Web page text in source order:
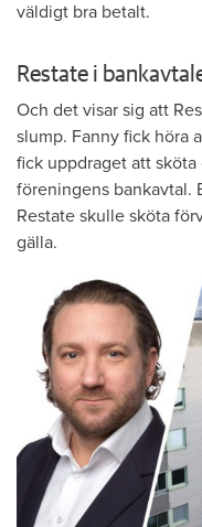
väldigt bra betalt.
Restate i
Och det visar sig att
slump. Fanny fick höra
fick uppdraget att
föreningens bankavtal.
Restate skulle sköta
gälla.